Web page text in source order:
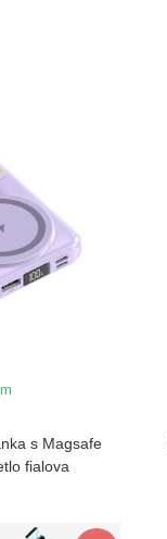
s Magsafe
fialova